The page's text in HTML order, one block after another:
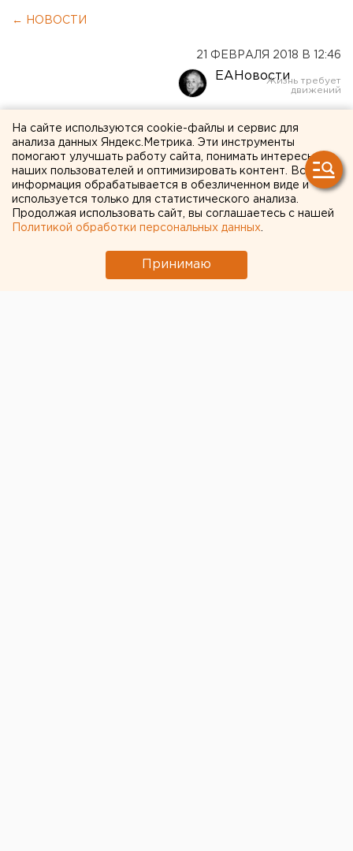
← НОВОСТИ
21 ФЕВРАЛЯ 2018 В 12:46
ЕАНовости
На Среднем Урале
установили мемориальную
доску в честь погибшего в
Чечне майора МВД
На сайте используются cookie-файлы и сервис для
анализа данных Яндекс.Метрика. Эти инструменты
помогают улучшать работу сайта, понимать интересы
наших пользователей и оптимизировать контент. Вся
информация обрабатывается в обезличенном виде и
используется только для статистического анализа.
Продолжая использовать сайт, вы соглашаетесь с нашей
Политикой обработки персональных данных
Принимаю